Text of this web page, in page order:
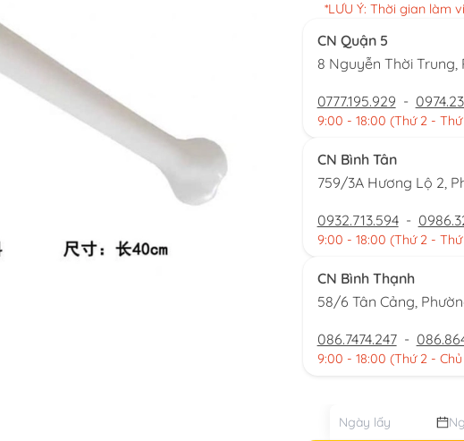
*LƯU Ý: Thời gian làm
CN Quận 5
8 Nguyễn Thời Trung,
0777.195.929 -
9:00 - 18:00 (Thứ 2 - Thứ
CN Bình Tân
759/3A Hương Lộ 2,
0932.713.594 -
9:00 - 18:00 (Thứ 2 - Thứ
CN Bình Thạnh
58/6 Tân Cảng,
086.7474.247 -
9:00 - 18:00 (Thứ 2 -